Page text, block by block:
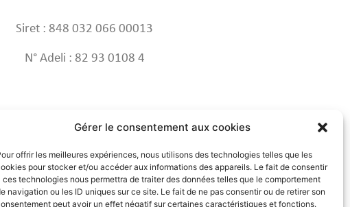
Gérer le consentement aux cookies
offrir les meilleures expériences, nous utilisons des technologies telles que les
pour stocker et/ou accéder aux informations des appareils. Le fait de consentir
ces technologies nous permettra de traiter des données telles que le comportement
navigation ou les ID uniques sur ce site. Le fait de ne pas consentir ou de retirer son
peut avoir un effet négatif sur certaines caractéristiques et fonctions.
Siret : 848 032 066 00013
N° Adeli : 82 93 0108 4
Propulsé par l'agence Pr@ti'K